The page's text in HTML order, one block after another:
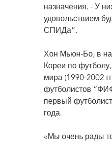
назначения. - У
удовольствием
СПИДа”.
Хон Мьюн-Бо, в
Кореи по
мира (1990-2002
футболистов
первый
года.
«Мы очень рады